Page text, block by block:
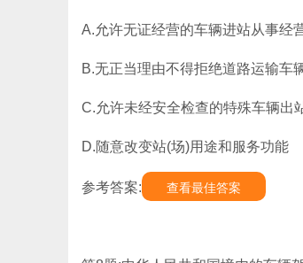
A.允许无证经营的车辆进站从事经
B.无正当理由不得拒绝道路运输车
C.允许未经安全检查的特殊车辆出
D.随意改变站(场)用途和服务功能
参考答案: 查看最佳答案